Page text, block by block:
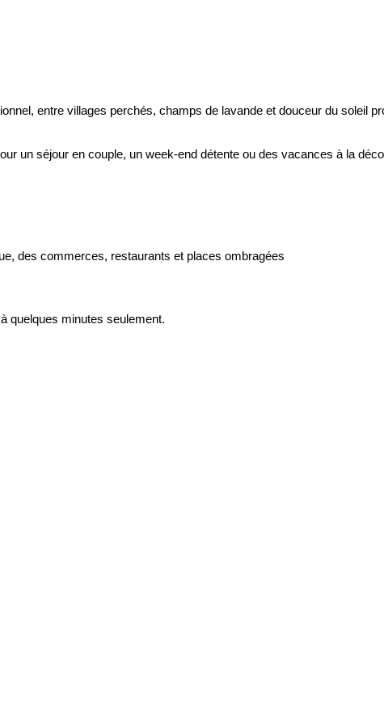
entre villages perchés, champs de lavande et douceur du soleil
un séjour en couple, un week-end détente ou des vacances à la
des commerces, restaurants et places ombragées
quelques minutes seulement.